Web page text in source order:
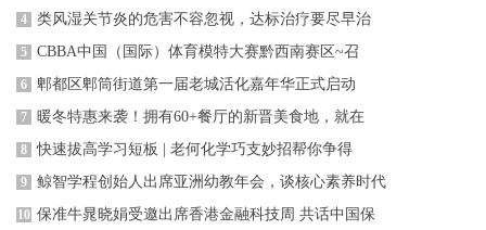
4 类风湿关节炎的危害不容忽视，达标治疗要尽早治
5 CBBA中国（国际）体育模特大赛黔西南赛区~召
6 郫都区郫筒街道第一届老城活化嘉年华正式启动
7 暖冬特惠来袭！拥有60+餐厅的新晋美食地，就在
8 快速拔高学习短板 | 老何化学巧支妙招帮你争得
9 鲸智学程创始人出席亚洲幼教年会，谈核心素养时代
10 保准牛晁晓娟受邀出席香港金融科技周 共话中国保